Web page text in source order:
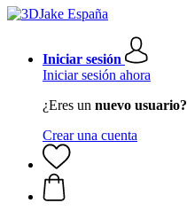
Iniciar sesión
Iniciar sesión ahora
¿Eres un nuevo usuario?
Crear una cuenta